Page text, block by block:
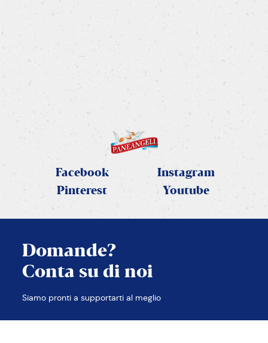
Facebook
Instagram
Pinterest
Youtube
Domande?
Conta su di noi
Siamo pronti a supportarti al meglio